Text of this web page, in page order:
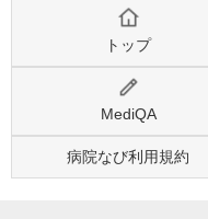
トップ
MediQA
病院なび利用規約